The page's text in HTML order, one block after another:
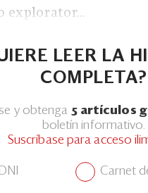
y Política
CEO
Impresa
explorator...
LEER LA
COMPLETA?
y obtenga 5 artículos
boletín informativo.
Suscríbase para acceso
DNI Carnet